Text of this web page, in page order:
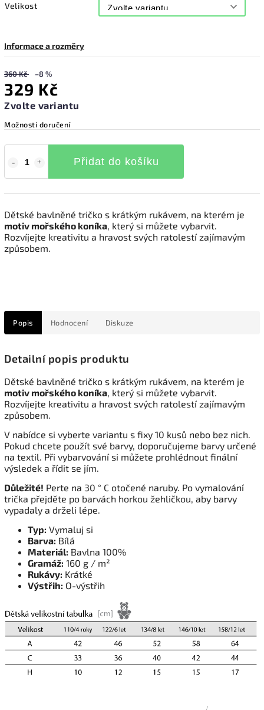
Velikost
Informace a rozměry
360 Kč –8 %
329 Kč
Zvolte variantu
Možnosti doručení
Přidat do košíku
Dětské bavlněné tričko s krátkým rukávem, na kterém je
motiv mořského koníka, který si můžete vybarvit.
Rozvíjejte kreativitu a hravost svých ratolestí zajímavým
způsobem.
Popis Hodnocení Diskuze
Detailní popis produktu
Dětské bavlněné tričko s krátkým rukávem, na kterém je
motiv mořského koníka, který si můžete vybarvit.
Rozvíjejte kreativitu a hravost svých ratolestí zajímavým
způsobem.
V nabídce si vyberte variantu s fixy 10 kusů nebo bez nich.
Pokud chcete použít své barvy, doporučujeme barvy určené
na textil. Při vybarvování si můžete prohlédnout finální
výsledek a řídit se jím.
Důležité! Perte na 30 ° C otočené naruby. Po vymalování
trička přejděte po barvách horkou žehličkou, aby barvy
vypadaly a drželi lépe.
Typ: Vymaluj si
Barva: Bílá
Materiál: Bavlna 100%
Gramáž: 160 g / m²
Rukávy: Krátké
Výstřih: O-výstřih